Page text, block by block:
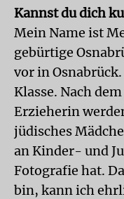
Kannst du dich
Mein Name ist
gebürtige
vor in
Klasse. Nach
Erzieherin
jüdisches
an Kinder- und
Fotografie hat.
bin, kann ich